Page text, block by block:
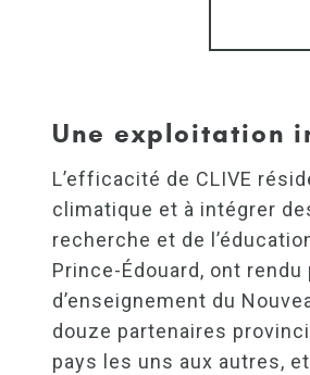
Une exploitation
L’efficacité de CLIVE
climatique et à intégrer
recherche et de
Prince-Édouard, ont
d’enseignement du
douze partenaires
pays les uns aux autres,